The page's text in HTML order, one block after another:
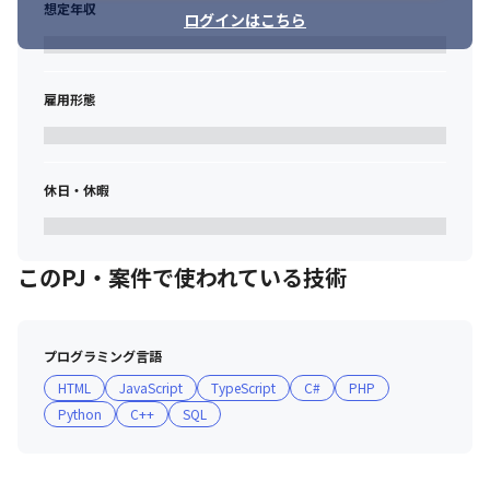
ログインはこちら
想定年収
雇用形態
休日・休暇
このPJ・案件で使われている技術
プログラミング言語
HTML
JavaScript TypeScript C#
PHP
Python
C++ SQL